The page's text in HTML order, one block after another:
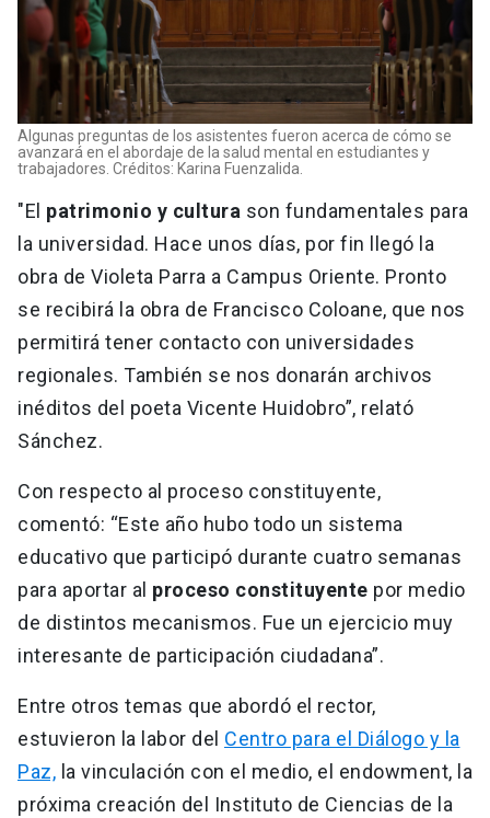
Algunas preguntas de los asistentes fueron acerca de cómo se
avanzará en el abordaje de la salud mental en estudiantes y
trabajadores. Créditos: Karina Fuenzalida.
"El patrimonio y cultura son fundamentales para
la universidad. Hace unos días, por fin llegó la
obra de Violeta Parra a Campus Oriente. Pronto
se recibirá la obra de Francisco Coloane, que nos
permitirá tener contacto con universidades
regionales. También se nos donarán archivos
inéditos del poeta Vicente Huidobro”, relató
Sánchez.
Con respecto al proceso constituyente,
comentó: “Este año hubo todo un sistema
educativo que participó durante cuatro semanas
para aportar al proceso constituyente por medio
de distintos mecanismos. Fue un ejercicio muy
interesante de participación ciudadana”.
Entre otros temas que abordó el rector,
estuvieron la labor del Centro para el Diálogo y la
Paz, la vinculación con el medio, el endowment, la
próxima creación del Instituto de Ciencias de la